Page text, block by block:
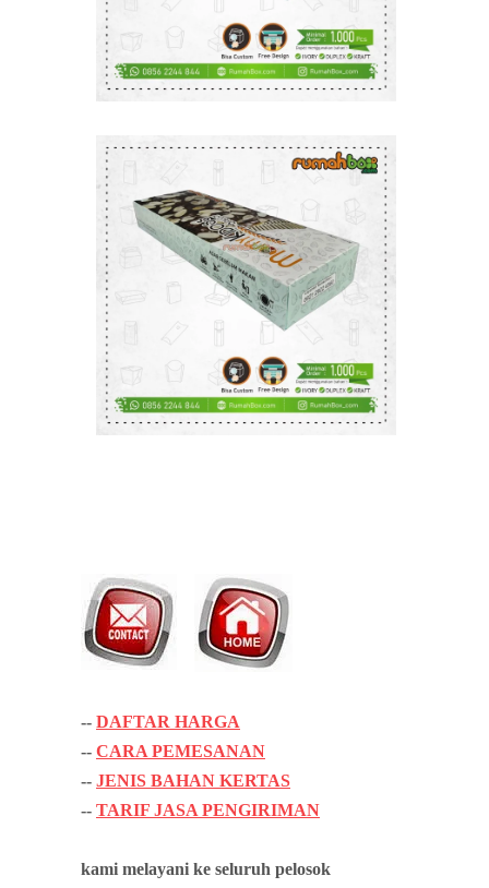
-- DAFTAR HARGA
-- CARA PEMESANAN
-- JENIS BAHAN KERTAS
-- TARIF JASA PENGIRIMAN
kami melayani ke seluruh pelosok